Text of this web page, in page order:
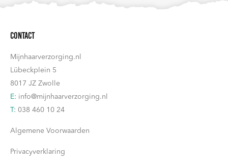
Contact
Mijnhaarverzorging.nl
Lübeckplein 5
8017 JZ Zwolle
E: info@mijnhaarverzorging.nl
T: 038 460 10 24
Algemene Voorwaarden
Privacyverklaring